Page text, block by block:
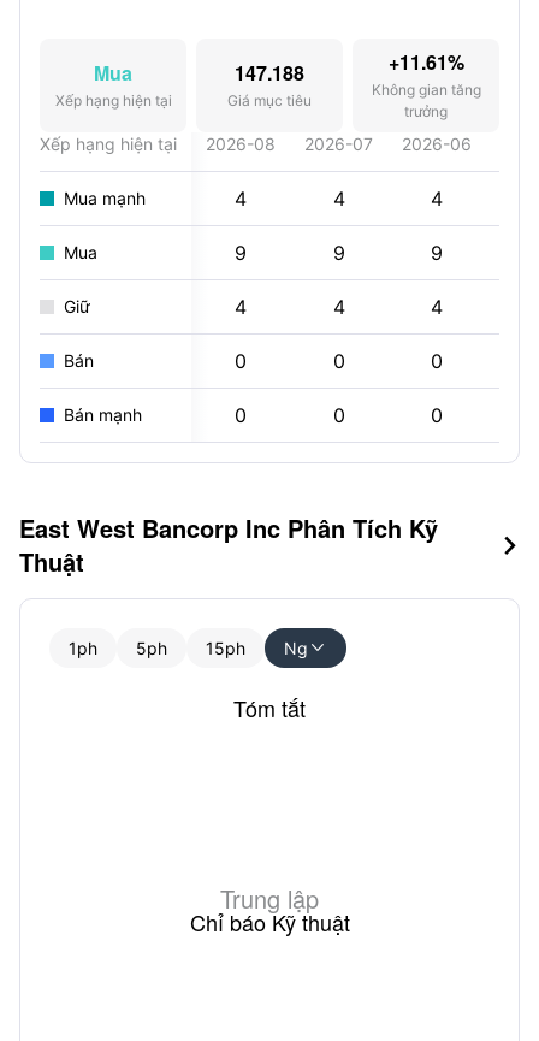
Mua
Xếp hạng hiện tại
147.188
Giá mục tiêu
+11.61%
Không gian tăng
trưởng
Xếp hạng hiện tại 2026-08 2026-07 2026-06
Mua mạnh 4 4 4
Mua 9 9 9
Giữ 4 4 4
Bán 0 0 0
Bán mạnh 0 0 0
East West Bancorp Inc Phân Tích Kỹ
Thuật

1ph 5ph 15ph Ng 
Chỉ báo Kỹ thuật
Tóm tắt
Trung lập